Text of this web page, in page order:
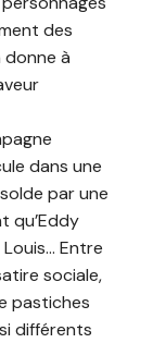
des
donne à
dans une
par une
qu’Eddy
Entre
sociale,
pastiches
différents